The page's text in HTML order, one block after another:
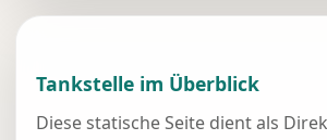
Tankstelle im Überblick
Diese statische Seite dient als